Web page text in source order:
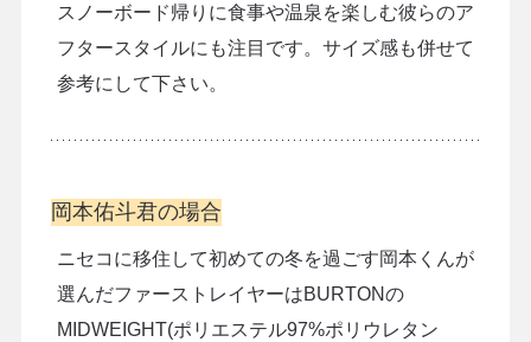
スノーボード帰りに食事や温泉を楽しむ彼らのア
フタースタイルにも注目です。サイズ感も併せて
参考にして下さい。
岡本佑斗君の場合
ニセコに移住して初めての冬を過ごす岡本くんが
選んだファーストレイヤーはBURTONの
MIDWEIGHT(ポリエステル97%ポリウレタン